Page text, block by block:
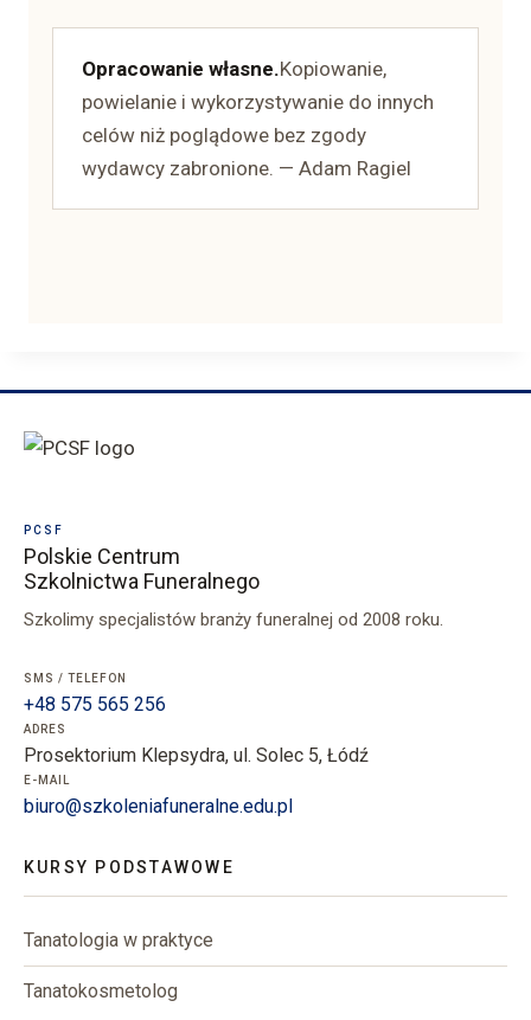
Opracowanie własne.Kopiowanie,
powielanie i wykorzystywanie do innych
celów niż poglądowe bez zgody
wydawcy zabronione. — Adam Ragiel
PCSF
Polskie Centrum
Szkolnictwa Funeralnego
Szkolimy specjalistów branży funeralnej od 2008 roku.
SMS / TELEFON
+48 575 565 256
ADRES
Prosektorium Klepsydra, ul. Solec 5, Łódź
E-MAIL
biuro@szkoleniafuneralne.edu.pl
KURSY PODSTAWOWE
Tanatologia w praktyce
Tanatokosmetolog